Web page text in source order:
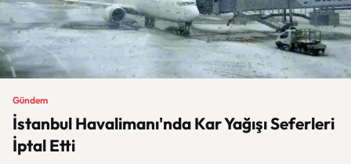
Gündem
İstanbul Havalimanı'nda Kar Yağışı Seferleri
İptal Etti